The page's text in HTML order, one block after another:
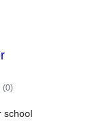
(0કુલ
રેટિંગ્સ
)
school